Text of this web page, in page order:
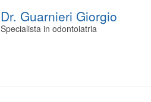
Dr. Guarnieri Giorgio
Specialista in odontoiatria